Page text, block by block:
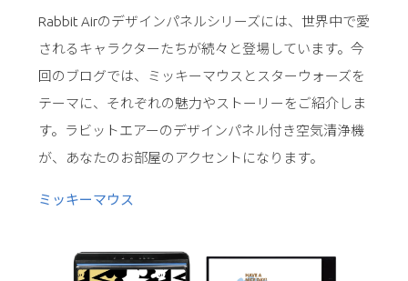
Rabbit Airのデザインパネルシリーズには、世界中で愛
されるキャラクターたちが続々と登場しています。今
回のブログでは、ミッキーマウスとスターウォーズを
テーマに、それぞれの魅力やストーリーをご紹介しま
す。ラビットエアーのデザインパネル付き空気清浄機
が、あなたのお部屋のアクセントになります。
ミッキーマウス